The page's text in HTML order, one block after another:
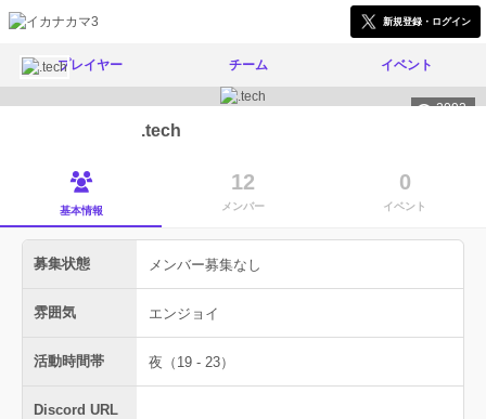
新規登録・ログイン
プレイヤー チーム イベント
2092
.tech
基本情報
12
メンバー
0
イベント
募集状態 メンバー募集なし
雰囲気 エンジョイ
活動時間帯 夜（19 - 23）
Discord URL